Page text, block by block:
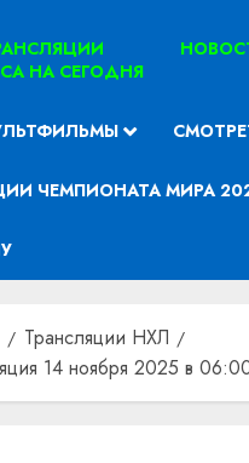
НА СЕГОДНЯ
ЧЕМПИОНАТА МИРА
Трансляции НХЛ
14 ноября 2025 в